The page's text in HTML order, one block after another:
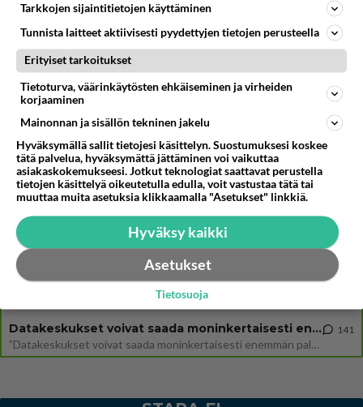
Linda Lampenius ja Pete Parkkonen yllättävät yhdessä - Tämä ei jätä
kylmäksi...
Kun yksi kauhallinen ei riitä... Tämä helppo arkiruoka ei jää syömättä!
Miten selvittäisitte seuraavan ongelman, meillä on uusioperhe, minulla teini-ikäiset lapset ja puolisolla aikuiset, jotk
GALLUP: Mikä on arkiruokabravuurisi?
Lomat on monella lomailtu ja arki alkaa. Se voi tarkoittaa myös sitä, että grillailut on grillattu ja palataan arjen ruo
Naiset kertokaa
Miksi kumppaniehdokkaan oma elämä on teille ongelma?
Datakeskukset voivat saada moninkertaisesti enemmän palautuksia kuin mitä ne maksavat veroja
”Datakeskukset voivat saada moninkertaisesti enemmän palautuksia kuin mitä ne maksavat veroja”, sanoo professori Jussi K
141
Tarkkojen sijaintitietojen käyttäminen
Tunnista laitteet aktiivisesti pyydettyjen tietojen perusteella
Erityiset tarkoitukset
Tietoturva, väärinkäytösten ehkäiseminen ja virheiden
korjaaminen
Mainonnan ja sisällön tekninen jakelu
Hyväksymällä sallit tietojesi käsittelyn. Suostumuksesi koskee
tätä palvelua, hyväksymättä jättäminen voi vaikuttaa
asiakaskokemukseesi. Jotkut teknologiat saattavat perustella
tietojen käsittelyä oikeutetulla edulla, voit vastustaa tätä tai
muuttaa muita asetuksia klikkaamalla "Asetukset" linkkiä.
Hyväksy kaikki
Asetukset
Tietosuoja